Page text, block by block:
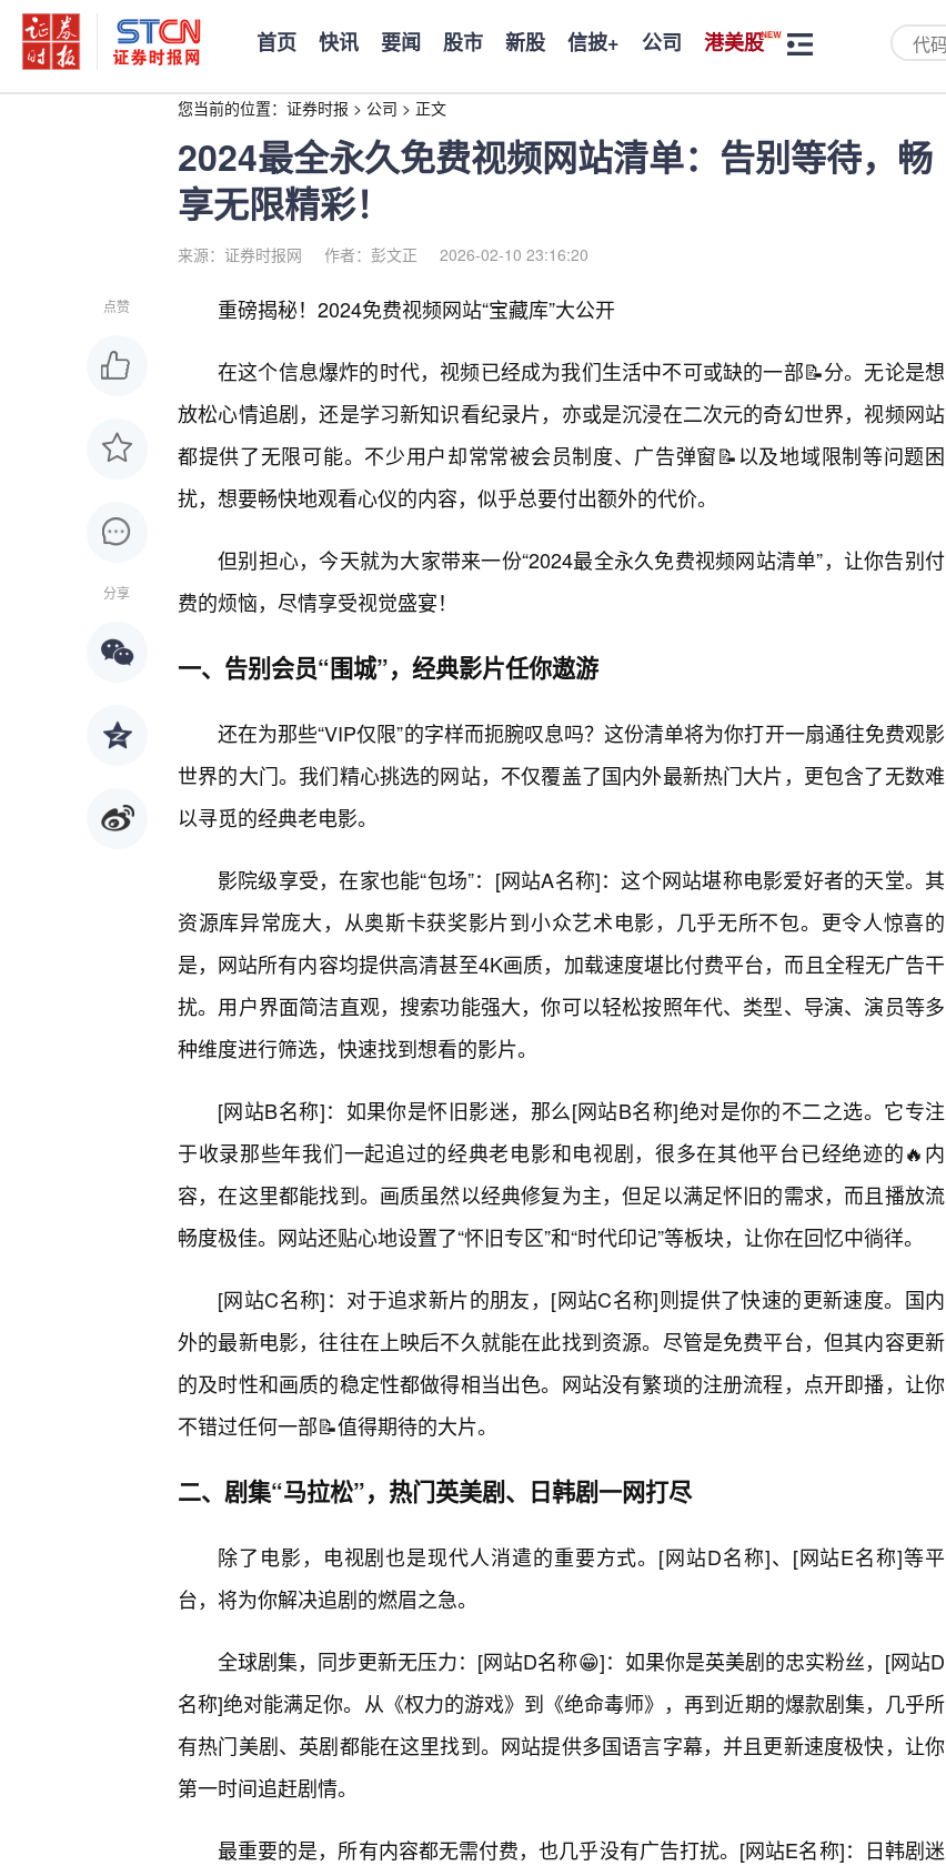
首页 快讯 要闻 股市 新股 信披+ 公司 港美股
您当前的位置： 证券时报 > 公司 > 正文
2024最全永久免费视频网站清单：告别等待，畅
享无限精彩！
来源：证券时报网 作者：彭文正 2026-02-10 23:16:20
点赞
分享
重磅揭秘！2024免费视频网站“宝藏库”大公开
在这个信息爆炸的时代，视频已经成为我们生活中不可或缺的一部📝分。无论是想
放松心情追剧，还是学习新知识看纪录片，亦或是沉浸在二次元的奇幻世界，视频网站
都提供了无限可能。不少用户却常常被会员制度、广告弹窗📝以及地域限制等问题困
扰，想要畅快地观看心仪的内容，似乎总要付出额外的代价。
但别担心，今天就为大家带来一份“2024最全永久免费视频网站清单”，让你告别付
费的烦恼，尽情享受视觉盛宴！
一、告别会员“围城”，经典影片任你遨游
还在为那些“VIP仅限”的字样而扼腕叹息吗？这份清单将为你打开一扇通往免费观影
世界的大门。我们精心挑选的网站，不仅覆盖了国内外最新热门大片，更包含了无数难
以寻觅的经典老电影。
影院级享受，在家也能“包场”：[网站A名称]：这个网站堪称电影爱好者的天堂。其
资源库异常庞大，从奥斯卡获奖影片到小众艺术电影，几乎无所不包。更令人惊喜的
是，网站所有内容均提供高清甚至4K画质，加载速度堪比付费平台，而且全程无广告干
扰。用户界面简洁直观，搜索功能强大，你可以轻松按照年代、类型、导演、演员等多
种维度进行筛选，快速找到想看的影片。
[网站B名称]：如果你是怀旧影迷，那么[网站B名称]绝对是你的不二之选。它专注
于收录那些年我们一起追过的经典老电影和电视剧，很多在其他平台已经绝迹的🔥内
容，在这里都能找到。画质虽然以经典修复为主，但足以满足怀旧的需求，而且播放流
畅度极佳。网站还贴心地设置了“怀旧专区”和“时代印记”等板块，让你在回忆中徜徉。
[网站C名称]：对于追求新片的朋友，[网站C名称]则提供了快速的更新速度。国内
外的最新电影，往往在上映后不久就能在此找到资源。尽管是免费平台，但其内容更新
的及时性和画质的稳定性都做得相当出色。网站没有繁琐的注册流程，点开即播，让你
不错过任何一部📝值得期待的大片。
二、剧集“马拉松”，热门英美剧、日韩剧一网打尽
除了电影，电视剧也是现代人消遣的重要方式。[网站D名称]、[网站E名称]等平
台，将为你解决追剧的燃眉之急。
全球剧集，同步更新无压力：[网站D名称😁]：如果你是英美剧的忠实粉丝，[网站D
名称]绝对能满足你。从《权力的游戏》到《绝命毒师》，再到近期的爆款剧集，几乎所
有热门美剧、英剧都能在这里找到。网站提供多国语言字幕，并且更新速度极快，让你
第一时间追赶剧情。
最重要的是，所有内容都无需付费，也几乎没有广告打扰。[网站E名称]：日韩剧迷